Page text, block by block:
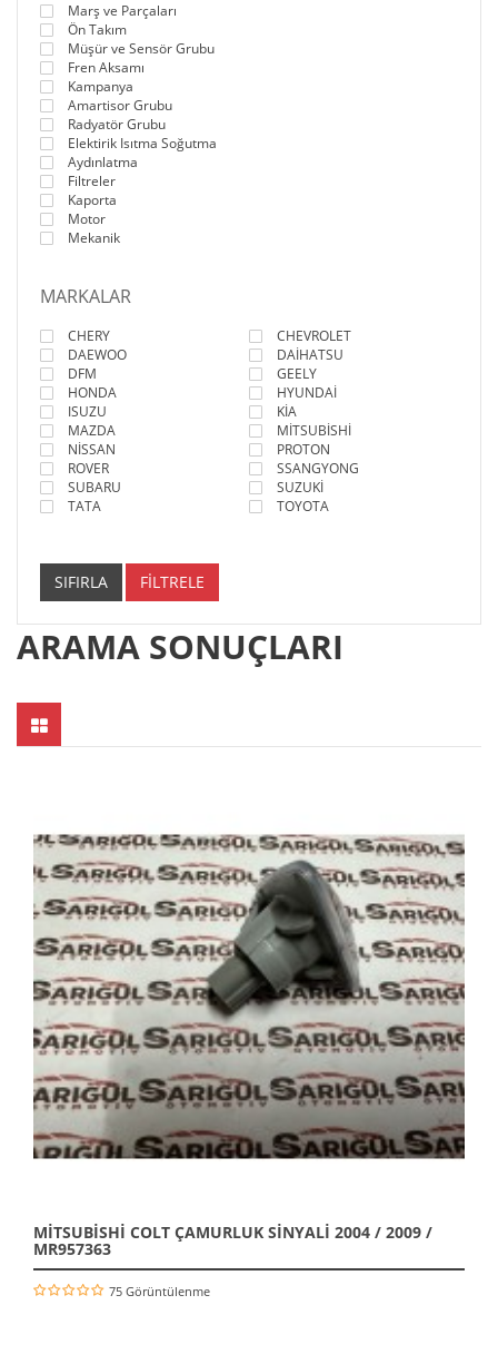
Marş ve Parçaları
Ön Takım
Müşür ve Sensör Grubu
Fren Aksamı
Kampanya
Amartisor Grubu
Radyatör Grubu
Elektirik Isıtma Soğutma
Aydınlatma
Filtreler
Kaporta
Motor
Mekanik
MARKALAR
CHERY
CHEVROLET
DAEWOO
DAİHATSU
DFM
GEELY
HONDA
HYUNDAİ
ISUZU
KİA
MAZDA
MİTSUBİSHİ
NİSSAN
PROTON
ROVER
SSANGYONG
SUBARU
SUZUKİ
TATA
TOYOTA
SIFIRLA FİLTRELE
ARAMA SONUÇLARI
MİTSUBİSHİ COLT ÇAMURLUK SİNYALİ 2004 / 2009 /
MR957363
75 Görüntülenme